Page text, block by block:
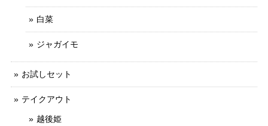
白菜
ジャガイモ
お試しセット
テイクアウト
越後姫